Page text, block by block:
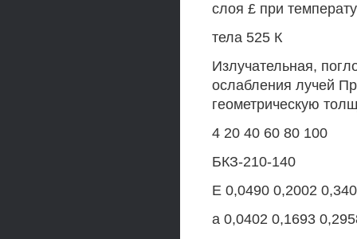
слоя £ при
тела 525 К
Излучательная,
ослабления лучей
геометрическую
4 20 40 60 80 100
БКЗ-210-140
Е 0,0490 0,2002
а 0,0402 0,1693